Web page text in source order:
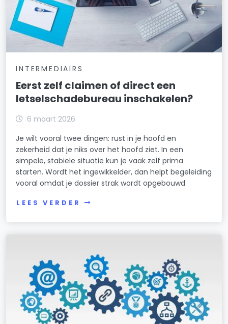
INTERMEDIAIRS
Eerst zelf claimen of direct een
letselschadebureau inschakelen?
6 maart 2026
Je wilt vooral twee dingen: rust in je hoofd en
zekerheid dat je niks over het hoofd ziet. In een
simpele, stabiele situatie kun je vaak zelf prima
starten. Wordt het ingewikkelder, dan helpt begeleiding
vooral omdat je dossier strak wordt opgebouwd
LEES VERDER